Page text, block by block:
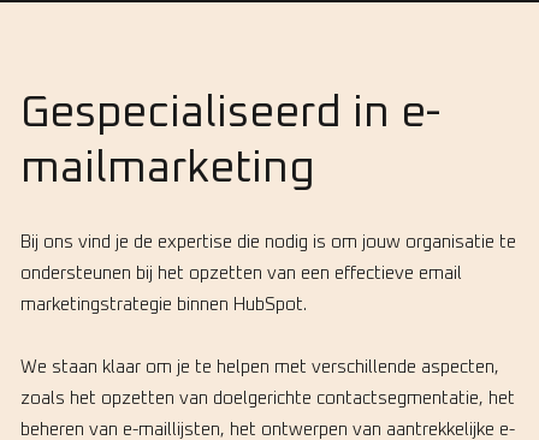
Gespecialiseerd in e-
mailmarketing
Bij ons vind je de expertise die nodig is om jouw organisatie te
ondersteunen bij het opzetten van een effectieve email
marketingstrategie binnen HubSpot.
We staan klaar om je te helpen met verschillende aspecten,
zoals het opzetten van doelgerichte contactsegmentatie, het
beheren van e-maillijsten, het ontwerpen van aantrekkelijke e-